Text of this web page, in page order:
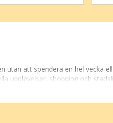
att spendera en hel vecka
upplevelser, shopping och
fyllda med aktiviteter.